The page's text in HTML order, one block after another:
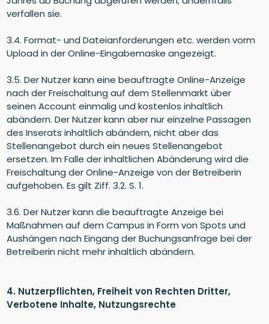
verfallen sie.
3.4. Format- und Dateianforderungen etc. werden vorm
Upload in der Online-Eingabemaske angezeigt.
3.5. Der Nutzer kann eine beauftragte Online-Anzeige
nach der Freischaltung auf dem Stellenmarkt über
seinen Account einmalig und kostenlos inhaltlich
abändern. Der Nutzer kann aber nur einzelne Passagen
des Inserats inhaltlich abändern, nicht aber das
Stellenangebot durch ein neues Stellenangebot
ersetzen. Im Falle der inhaltlichen Abänderung wird die
Freischaltung der Online-Anzeige von der Betreiberin
aufgehoben. Es gilt Ziff. 3.2. S. 1.
3.6. Der Nutzer kann die beauftragte Anzeige bei
Maßnahmen auf dem Campus in Form von Spots und
Aushängen nach Eingang der Buchungsanfrage bei der
Betreiberin nicht mehr inhaltlich abändern.
4. Nutzerpflichten, Freiheit von Rechten Dritter,
Verbotene Inhalte, Nutzungsrechte